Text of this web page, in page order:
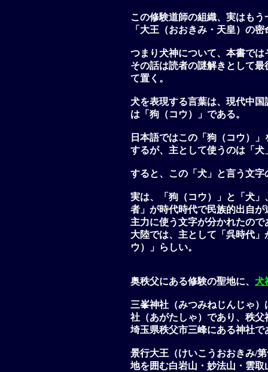
この修験道師の組織、実はもう
「 大王（おおきみ・天皇）の密
つまり犬神について、本書で
その話は読者の謎解きとして最
て置く。
犬を表現する言葉は、現代中
は「狗（コウ）」である。
日本語ではこの「狗（コウ）
するが、主として使うのは「
すると、この「犬」と言う文
実は、「狗（コウ）」と「犬
者」が時代時代で民族的出自
主力に使う文字が分かれたので
大陸では、主として「呉時代
ウ）」らしい。
奥秩父にある修験の聖地に、 犬
三峯神社（みつみねじんじゃ
社（あがたしゃ）であり、秩
埼玉県秩父市三峰にある神社で
景行大王（けいこうおおきみ/
地を囲む白岩山・妙法山・雲